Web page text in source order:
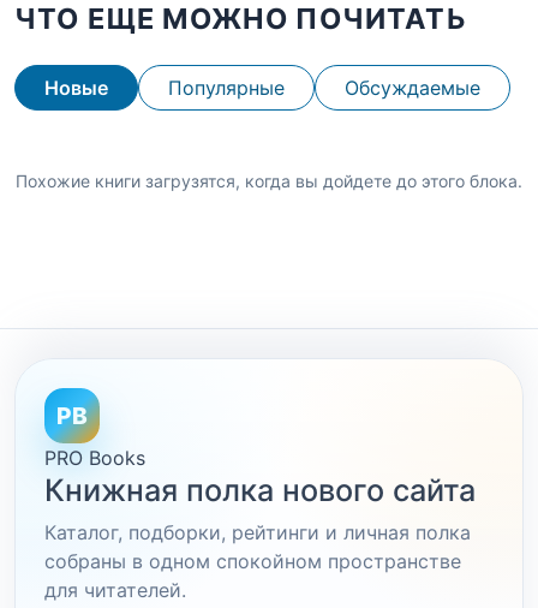
ЧТО ЕЩЕ МОЖНО ПОЧИТАТЬ
Новые Популярные Обсуждаемые
Похожие книги загрузятся, когда вы дойдете до этого блока.
PB
PRO Books
Книжная полка нового сайта
Каталог, подборки, рейтинги и личная полка
собраны в одном спокойном пространстве
для читателей.